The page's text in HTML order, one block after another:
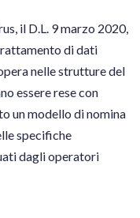
il D.L. 9 marzo 2020,
di dati
nelle strutture del
essere rese con
un modello di nomina
specifiche
dagli operatori